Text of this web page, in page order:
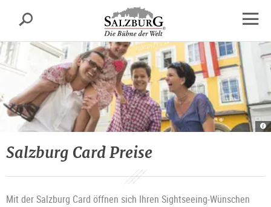
sr.skipnav.Zum
Inhalt
springen
sr.skipnav.Zum
Hauptmenü
springen
sr.skipnav.Zu
den
Kontaktinformationen
Suche
Salzburg Card Preise
Mit der Salzburg Card öffnen sich Ihren Sightseeing-Wünschen